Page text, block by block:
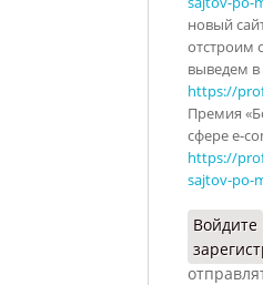
новый
отстроим
выведем
https://
Премия
сфере e-
https://
sajtov-po-
Войдите